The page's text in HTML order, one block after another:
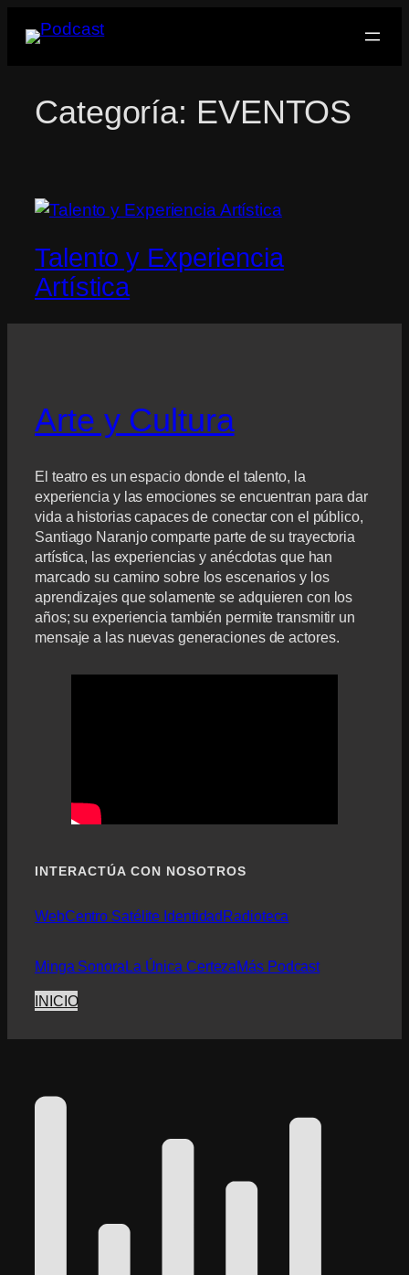
Categoría: EVENTOS
Talento y Experiencia
Artística
Arte y Cultura
El teatro es un espacio donde el talento, la
experiencia y las emociones se encuentran para dar
vida a historias capaces de conectar con el público,
Santiago Naranjo comparte parte de su trayectoria
artística, las experiencias y anécdotas que han
marcado su camino sobre los escenarios y los
aprendizajes que solamente se adquieren con los
años; su experiencia también permite transmitir un
mensaje a las nuevas generaciones de actores.
INTERACTÚA CON NOSOTROS
WebCentro Satélite IdentidadRadioteca
Minga SonoraLa Única CertezaMás Podcast
INICIO